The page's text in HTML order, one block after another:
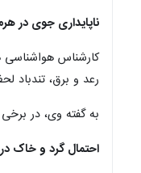
ناپایداری جوی در
کارشناس هواشناسی
رعد و برق، تندباد
به گفته وی، در
احتمال گرد و خاک